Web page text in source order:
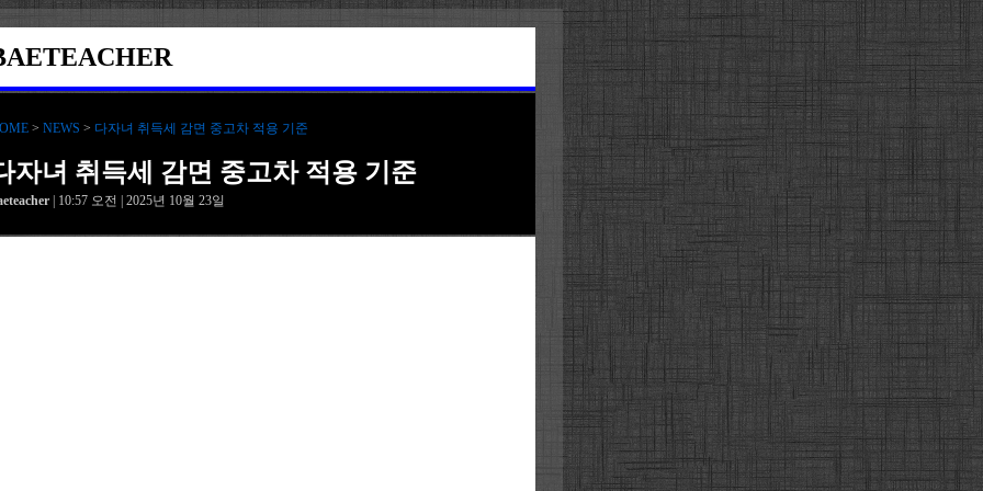
> NEWS > 다자녀 취득세 감면 중고차 적용 기준
자녀 취득세 감면 중고차 적용 기준
| 10:57 오전 | 2025년 10월 23일